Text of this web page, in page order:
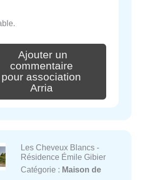
Ajouter un
commentaire
pour association
Arria
Les Cheveux Blancs -
Résidence Émile Gibier
Catégorie : Maison de